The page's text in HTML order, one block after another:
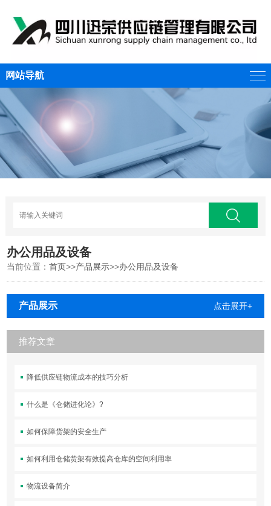
网站导航
办公用品及设备
当前位置：首页>>产品展示>>办公用品及设备
产品展示 点击展开+
推荐文章
降低供应链物流成本的技巧分析
什么是《仓储进化论》?
如何保障货架的安全生产
如何利用仓储货架有效提高仓库的空间利用率
物流设备简介